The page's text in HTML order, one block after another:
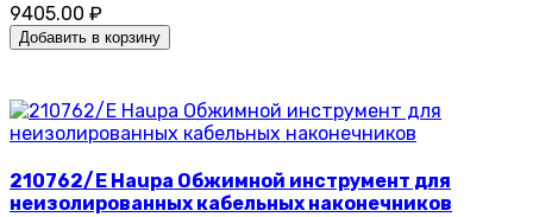
9405.00 ₽
Добавить в корзину
210762/E Haupa Обжимной инструмент для
неизолированных кабельных наконечников